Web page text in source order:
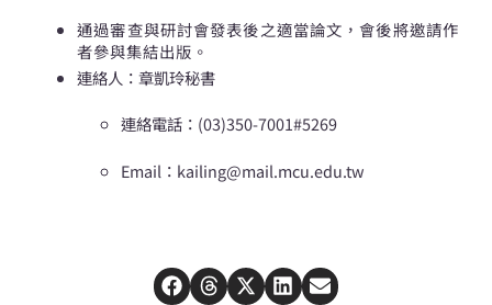
通過審查與研討會發表後之適當論文，會後將邀請作
者參與集結出版。
連絡人：章凱玲秘書
連絡電話：(03)350-7001#5269
Email：kailing@mail.mcu.edu.tw